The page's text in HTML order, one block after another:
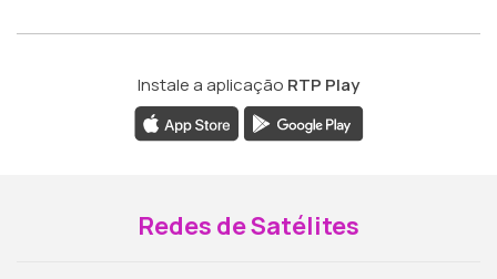
Instale a aplicação RTP Play
Redes de Satélites